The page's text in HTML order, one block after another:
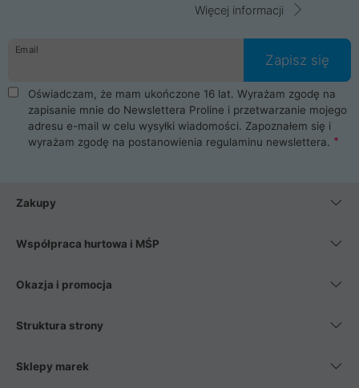
Więcej informacji
Email
Zapisz się
Oświadczam, że mam ukończone 16 lat. Wyrażam zgodę na
zapisanie mnie do Newslettera Proline i przetwarzanie mojego
adresu e-mail w celu wysyłki wiadomości. Zapoznałem się i
wyrażam zgodę na postanowienia regulaminu newslettera.
Zakupy
Współpraca hurtowa i MŚP
Okazja i promocja
Struktura strony
Sklepy marek